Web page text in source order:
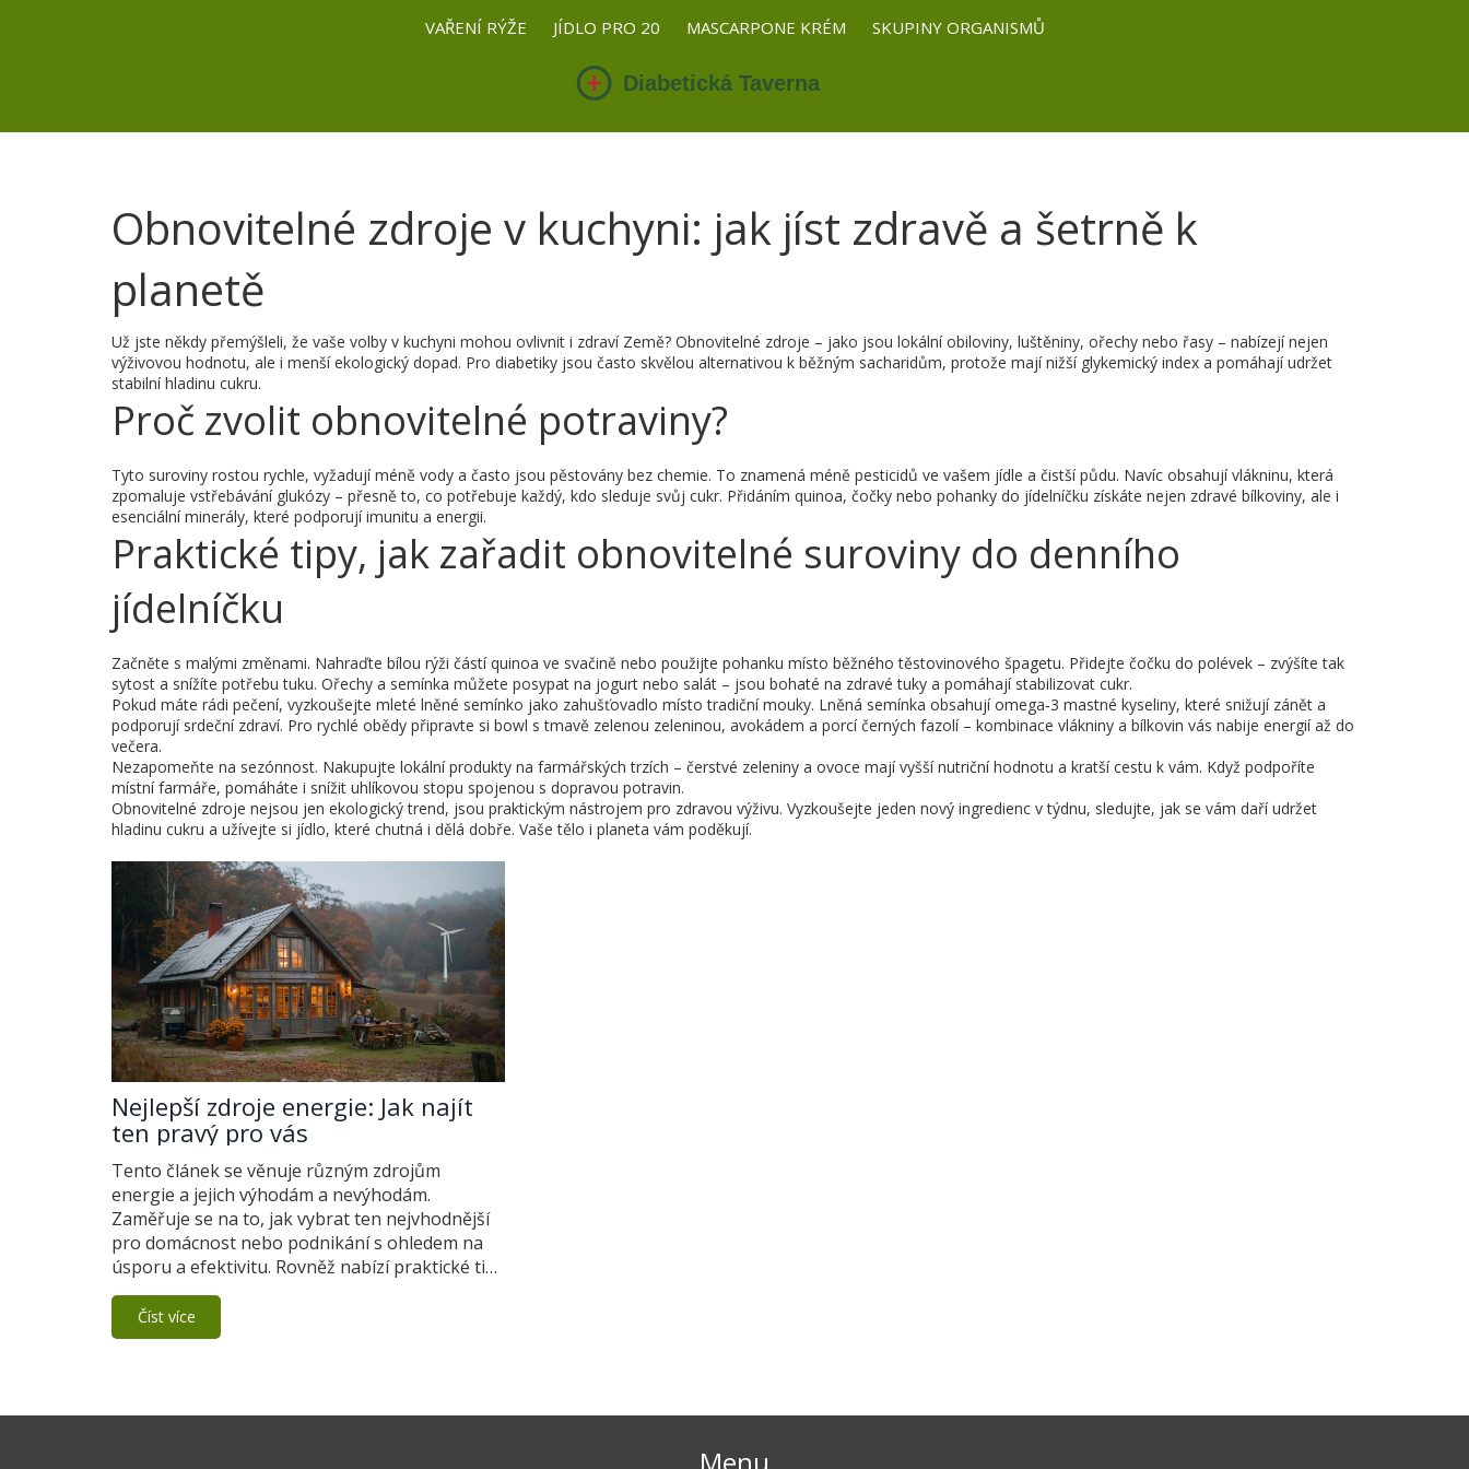
VAŘENÍ RÝŽE JÍDLO PRO 20 MASCARPONE KRÉM SKUPINY ORGANISMŮ
Obnovitelné zdroje v kuchyni: jak jíst zdravě a šetrně k
planetě
Už jste někdy přemýšleli, že vaše volby v kuchyni mohou ovlivnit i zdraví Země? Obnovitelné zdroje – jako jsou lokální obiloviny, luštěniny, ořechy nebo řasy – nabízejí nejen
výživovou hodnotu, ale i menší ekologický dopad. Pro diabetiky jsou často skvělou alternativou k běžným sacharidům, protože mají nižší glykemický index a pomáhají udržet
stabilní hladinu cukru.
Proč zvolit obnovitelné potraviny?
Tyto suroviny rostou rychle, vyžadují méně vody a často jsou pěstovány bez chemie. To znamená méně pesticidů ve vašem jídle a čistší půdu. Navíc obsahují vlákninu, která
zpomaluje vstřebávání glukózy – přesně to, co potřebuje každý, kdo sleduje svůj cukr. Přidáním quinoa, čočky nebo pohanky do jídelníčku získáte nejen zdravé bílkoviny, ale i
esenciální minerály, které podporují imunitu a energii.
Praktické tipy, jak zařadit obnovitelné suroviny do denního
jídelníčku
Začněte s malými změnami. Nahraďte bílou rýži částí quinoa ve svačině nebo použijte pohanku místo běžného těstovinového špagetu. Přidejte čočku do polévek – zvýšíte tak
sytost a snížíte potřebu tuku. Ořechy a semínka můžete posypat na jogurt nebo salát – jsou bohaté na zdravé tuky a pomáhají stabilizovat cukr.
Pokud máte rádi pečení, vyzkoušejte mleté lněné semínko jako zahušťovadlo místo tradiční mouky. Lněná semínka obsahují omega‑3 mastné kyseliny, které snižují zánět a
podporují srdeční zdraví. Pro rychlé obědy připravte si bowl s tmavě zelenou zeleninou, avokádem a porcí černých fazolí – kombinace vlákniny a bílkovin vás nabije energií až do
večera.
Nezapomeňte na sezónnost. Nakupujte lokální produkty na farmářských trzích – čerstvé zeleniny a ovoce mají vyšší nutriční hodnotu a kratší cestu k vám. Když podpoříte
místní farmáře, pomáháte i snížit uhlíkovou stopu spojenou s dopravou potravin.
Obnovitelné zdroje nejsou jen ekologický trend, jsou praktickým nástrojem pro zdravou výživu. Vyzkoušejte jeden nový ingredienc v týdnu, sledujte, jak se vám daří udržet
hladinu cukru a užívejte si jídlo, které chutná i dělá dobře. Vaše tělo i planeta vám poděkují.
Nejlepší zdroje energie: Jak najít
ten pravý pro vás
Tento článek se věnuje různým zdrojům
energie a jejich výhodám a nevýhodám.
Zaměřuje se na to, jak vybrat ten nejvhodnější
pro domácnost nebo podnikání s ohledem na
úsporu a efektivitu. Rovněž nabízí praktické tipy
a informace o novinkách v oblasti
obnovitelných zdrojů energie. Čtěte dál a
objevte, jak můžete ušetřit a zároveň být šetrní
Číst více